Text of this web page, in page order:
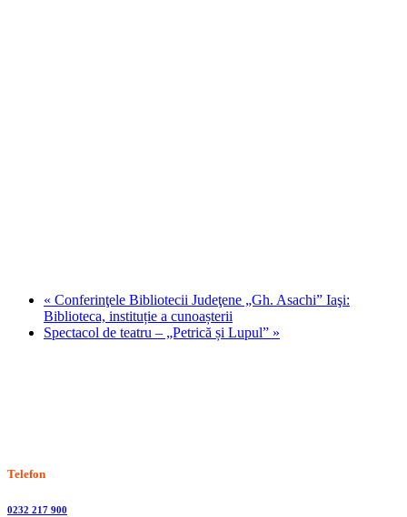
« Conferinţele Bibliotecii Judeţene „Gh. Asachi” Iaşi:
Biblioteca, instituție a cunoașterii
Spectacol de teatru – „Petrică și Lupul” »
Telefon
0232 217 900